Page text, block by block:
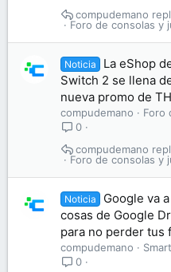
Foro de consolas y
compudemano
Noticia
La eShop
Switch 2 se llena
nueva promo de
compudemano
Foro
0
Foro de consolas y
compudemano
Noticia
Google va
cosas de Google
para no perder tus
compudemano
0